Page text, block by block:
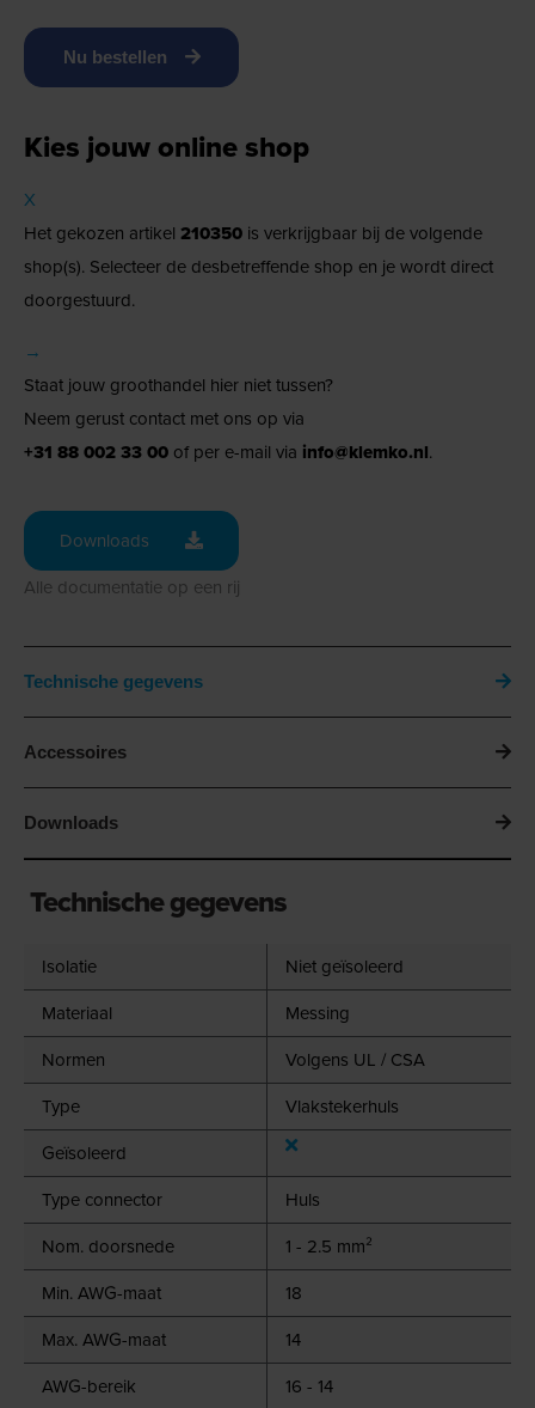
Nu bestellen
Kies jouw online shop
X
Het gekozen artikel 210350 is verkrijgbaar bij de volgende
shop(s). Selecteer de desbetreffende shop en je wordt direct
doorgestuurd.
→
Staat jouw groothandel hier niet tussen?
Neem gerust contact met ons op via
+31 88 002 33 00 of per e-mail via info@klemko.nl.
Downloads
Alle documentatie op een rij
Technische gegevens
Accessoires
Downloads
Technische gegevens
Isolatie
Niet geïsoleerd
Materiaal
Messing
Normen
Volgens UL / CSA
Type
Vlakstekerhuls
Geïsoleerd
Type connector
Huls
Nom. doorsnede
1 - 2.5 mm²
Min. AWG-maat
18
Max. AWG-maat
14
AWG-bereik
16 - 14